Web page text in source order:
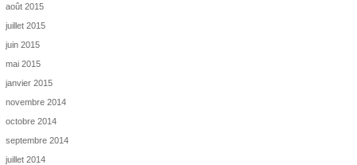
août 2015
juillet 2015
juin 2015
mai 2015
janvier 2015
novembre 2014
octobre 2014
septembre 2014
juillet 2014